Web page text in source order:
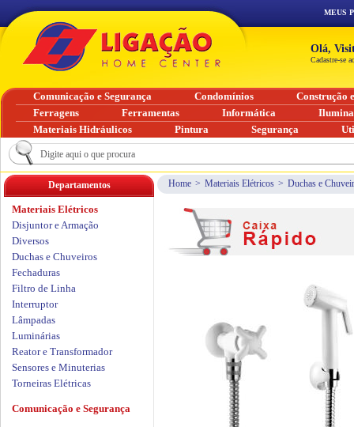
Home > Materiais Elétricos > Duchas e
Departamentos
Materiais Elétricos
Disjuntor e Armação
Diversos
Duchas e Chuveiros
Fechaduras
Filtro de Linha
Interruptor
Lâmpadas
Luminárias
Reator e Transformador
Sensores e Minuterias
Torneiras Elétricas
Comunicação e Segurança
MEUS
Olá,
Cadastre-se
Comunicação e Segurança Condomínios
Construção
Ferragens
Ferramentas Informática
Materiais Hidráulicos
Pintura Segurança